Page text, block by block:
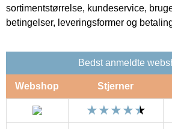
sortimentstørrelse, kundeservice,
betingelser, leveringsformer og
Bedst anmeldte
Webshop Stjerner